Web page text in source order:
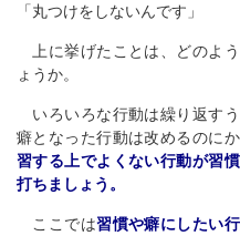
「丸つけをしないんです」
上に挙げたことは、どのよ
ょうか。
いろいろな行動は繰り返す
癖となった行動は改めるのに
習する上でよくない行動が習
打ちましょう。
ここでは習慣や癖にしたい